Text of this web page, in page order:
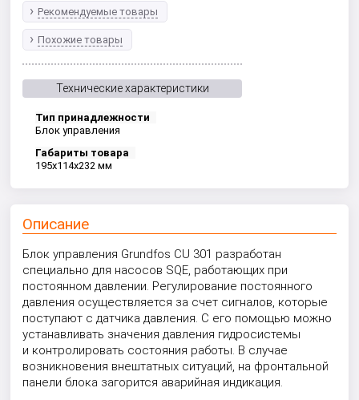
Рекомендуемые товары
Похожие товары
Технические характеристики
Тип принадлежности
Блок управления
Габариты товара
195x114x232 мм
Описание
Блок управления Grundfos CU 301 разработан
специально для насосов SQE, работающих при
постоянном давлении. Регулирование постоянного
давления осуществляется за счет сигналов, которые
поступают с датчика давления. С его помощью можно
устанавливать значения давления гидросистемы
и контролировать состояния работы. В случае
возникновения внештатных ситуаций, на фронтальной
панели блока загорится аварийная индикация.